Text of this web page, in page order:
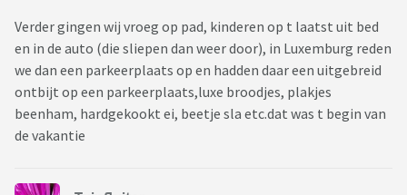
Verder gingen wij vroeg op pad, kinderen op t laatst uit bed
en in de auto (die sliepen dan weer door), in Luxemburg reden
we dan een parkeerplaats op en hadden daar een uitgebreid
ontbijt op een parkeerplaats,luxe broodjes, plakjes
beenham, hardgekookt ei, beetje sla etc.dat was t begin van
de vakantie